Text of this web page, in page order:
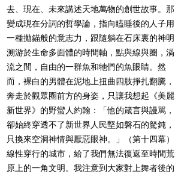
去、現在、未來講述天地萬物的創世故事。那
變成現在分詞的哲學論，指向瞌睡後的人子用
一種拋錨般的意志力，跟隨躺在石床裏的神明
溯游於生命多面體的時間軸，點與線與圈，渦
流之間，自由的一群魚和牠們的魚眼睛。然
而，裸白的男體在泥地上扭曲四肢掙扎翻騰，
奔走於觀眾圈前方的身姿，只讓我想起《美麗
新世界》的野蠻人約翰：「他的箴言與謾駡，
卻始終穿透不了新世界人民堅如磐石的駑鈍，
只換來空洞神情與厭惡眼神。」（第十四幕）
線性穿行的城市，給了我們無法復返至時間荒
原上的一角文明。我注意到大家對上舞者後的